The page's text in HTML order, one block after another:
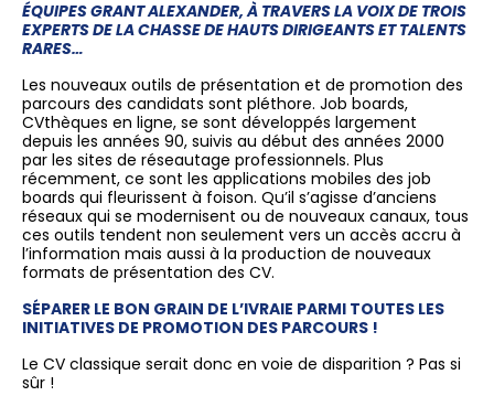
ÉQUIPES GRANT ALEXANDER, À TRAVERS LA VOIX DE TROIS
EXPERTS DE LA CHASSE DE HAUTS DIRIGEANTS ET TALENTS
RARES…
Les nouveaux outils de présentation et de promotion des
parcours des candidats sont pléthore. Job boards,
CVthèques en ligne, se sont développés largement
depuis les années 90, suivis au début des années 2000
par les sites de réseautage professionnels. Plus
récemment, ce sont les applications mobiles des job
boards qui fleurissent à foison. Qu’il s’agisse d’anciens
réseaux qui se modernisent ou de nouveaux canaux, tous
ces outils tendent non seulement vers un accès accru à
l’information mais aussi à la production de nouveaux
formats de présentation des CV.
SÉPARER LE BON GRAIN DE L’IVRAIE PARMI TOUTES LES
INITIATIVES DE PROMOTION DES PARCOURS !
Le CV classique serait donc en voie de disparition ? Pas si
sûr !